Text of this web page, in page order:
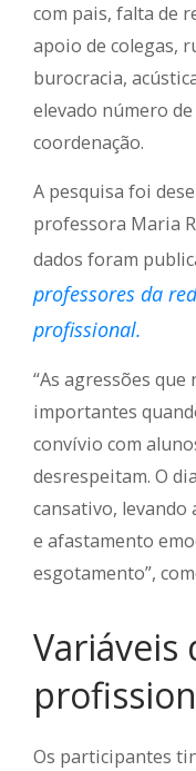
com pais, falta de
apoio de colegas,
burocracia,
elevado número
coordenação.
A pesquisa foi
professora Maria
dados foram
professores da
profissional.
“As agressões
importantes
convívio com
desrespeitam. O
cansativo, levando
e afastamento
esgotamento”,
Os participantes